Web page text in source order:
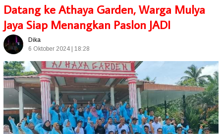
Datang ke Athaya Garden, Warga Mulya
Jaya Siap Menangkan Paslon JADI
Dika
6 Oktober 2024 | 18:28